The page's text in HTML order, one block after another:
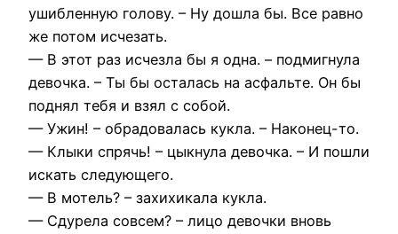
ушибленную голову. – Ну дошла бы. Все равно
же потом исчезать.
— В этот раз исчезла бы я одна. – подмигнула
девочка. – Ты бы осталась на асфальте. Он бы
поднял тебя и взял с собой.
— Ужин! – обрадовалась кукла. – Наконец-то.
— Клыки спрячь! – цыкнула девочка. – И пошли
искать следующего.
— В мотель? – захихикала кукла.
— Сдурела совсем? – лицо девочки вновь